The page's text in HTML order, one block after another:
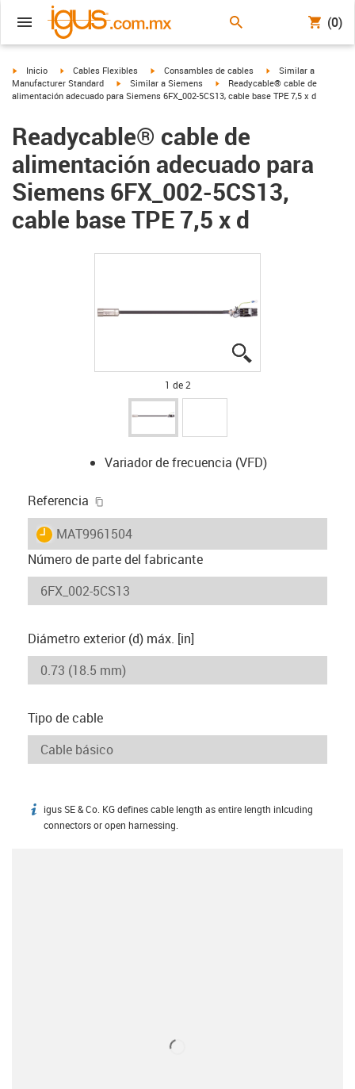
(0)
igus-icon-arrow-right
Inicio igus-icon-arrow-right
Cables Flexibles igus-icon-arrow-right
Consambles de cables igus-icon-arrow-right
Similar a
Manufacturer Standard
igus-icon-arrow-right
Similar a Siemens igus-icon-arrow-right
Readycable® cable de
alimentación adecuado para Siemens 6FX_002-5CS13, cable base TPE 7,5 x d
Readycable® cable de
alimentación adecuado para
Siemens 6FX_002-5CS13,
cable base TPE 7,5 x d
1 de 2
Variador de frecuencia (VFD)
Referencia
igus-icon-lieferzeit
MAT9961504
Número de parte del fabricante
Diámetro exterior (d) máx. [in]
Tipo de cable
igus-icon-info
igus SE & Co. KG defines cable length as entire length inlcuding
connectors or open harnessing.